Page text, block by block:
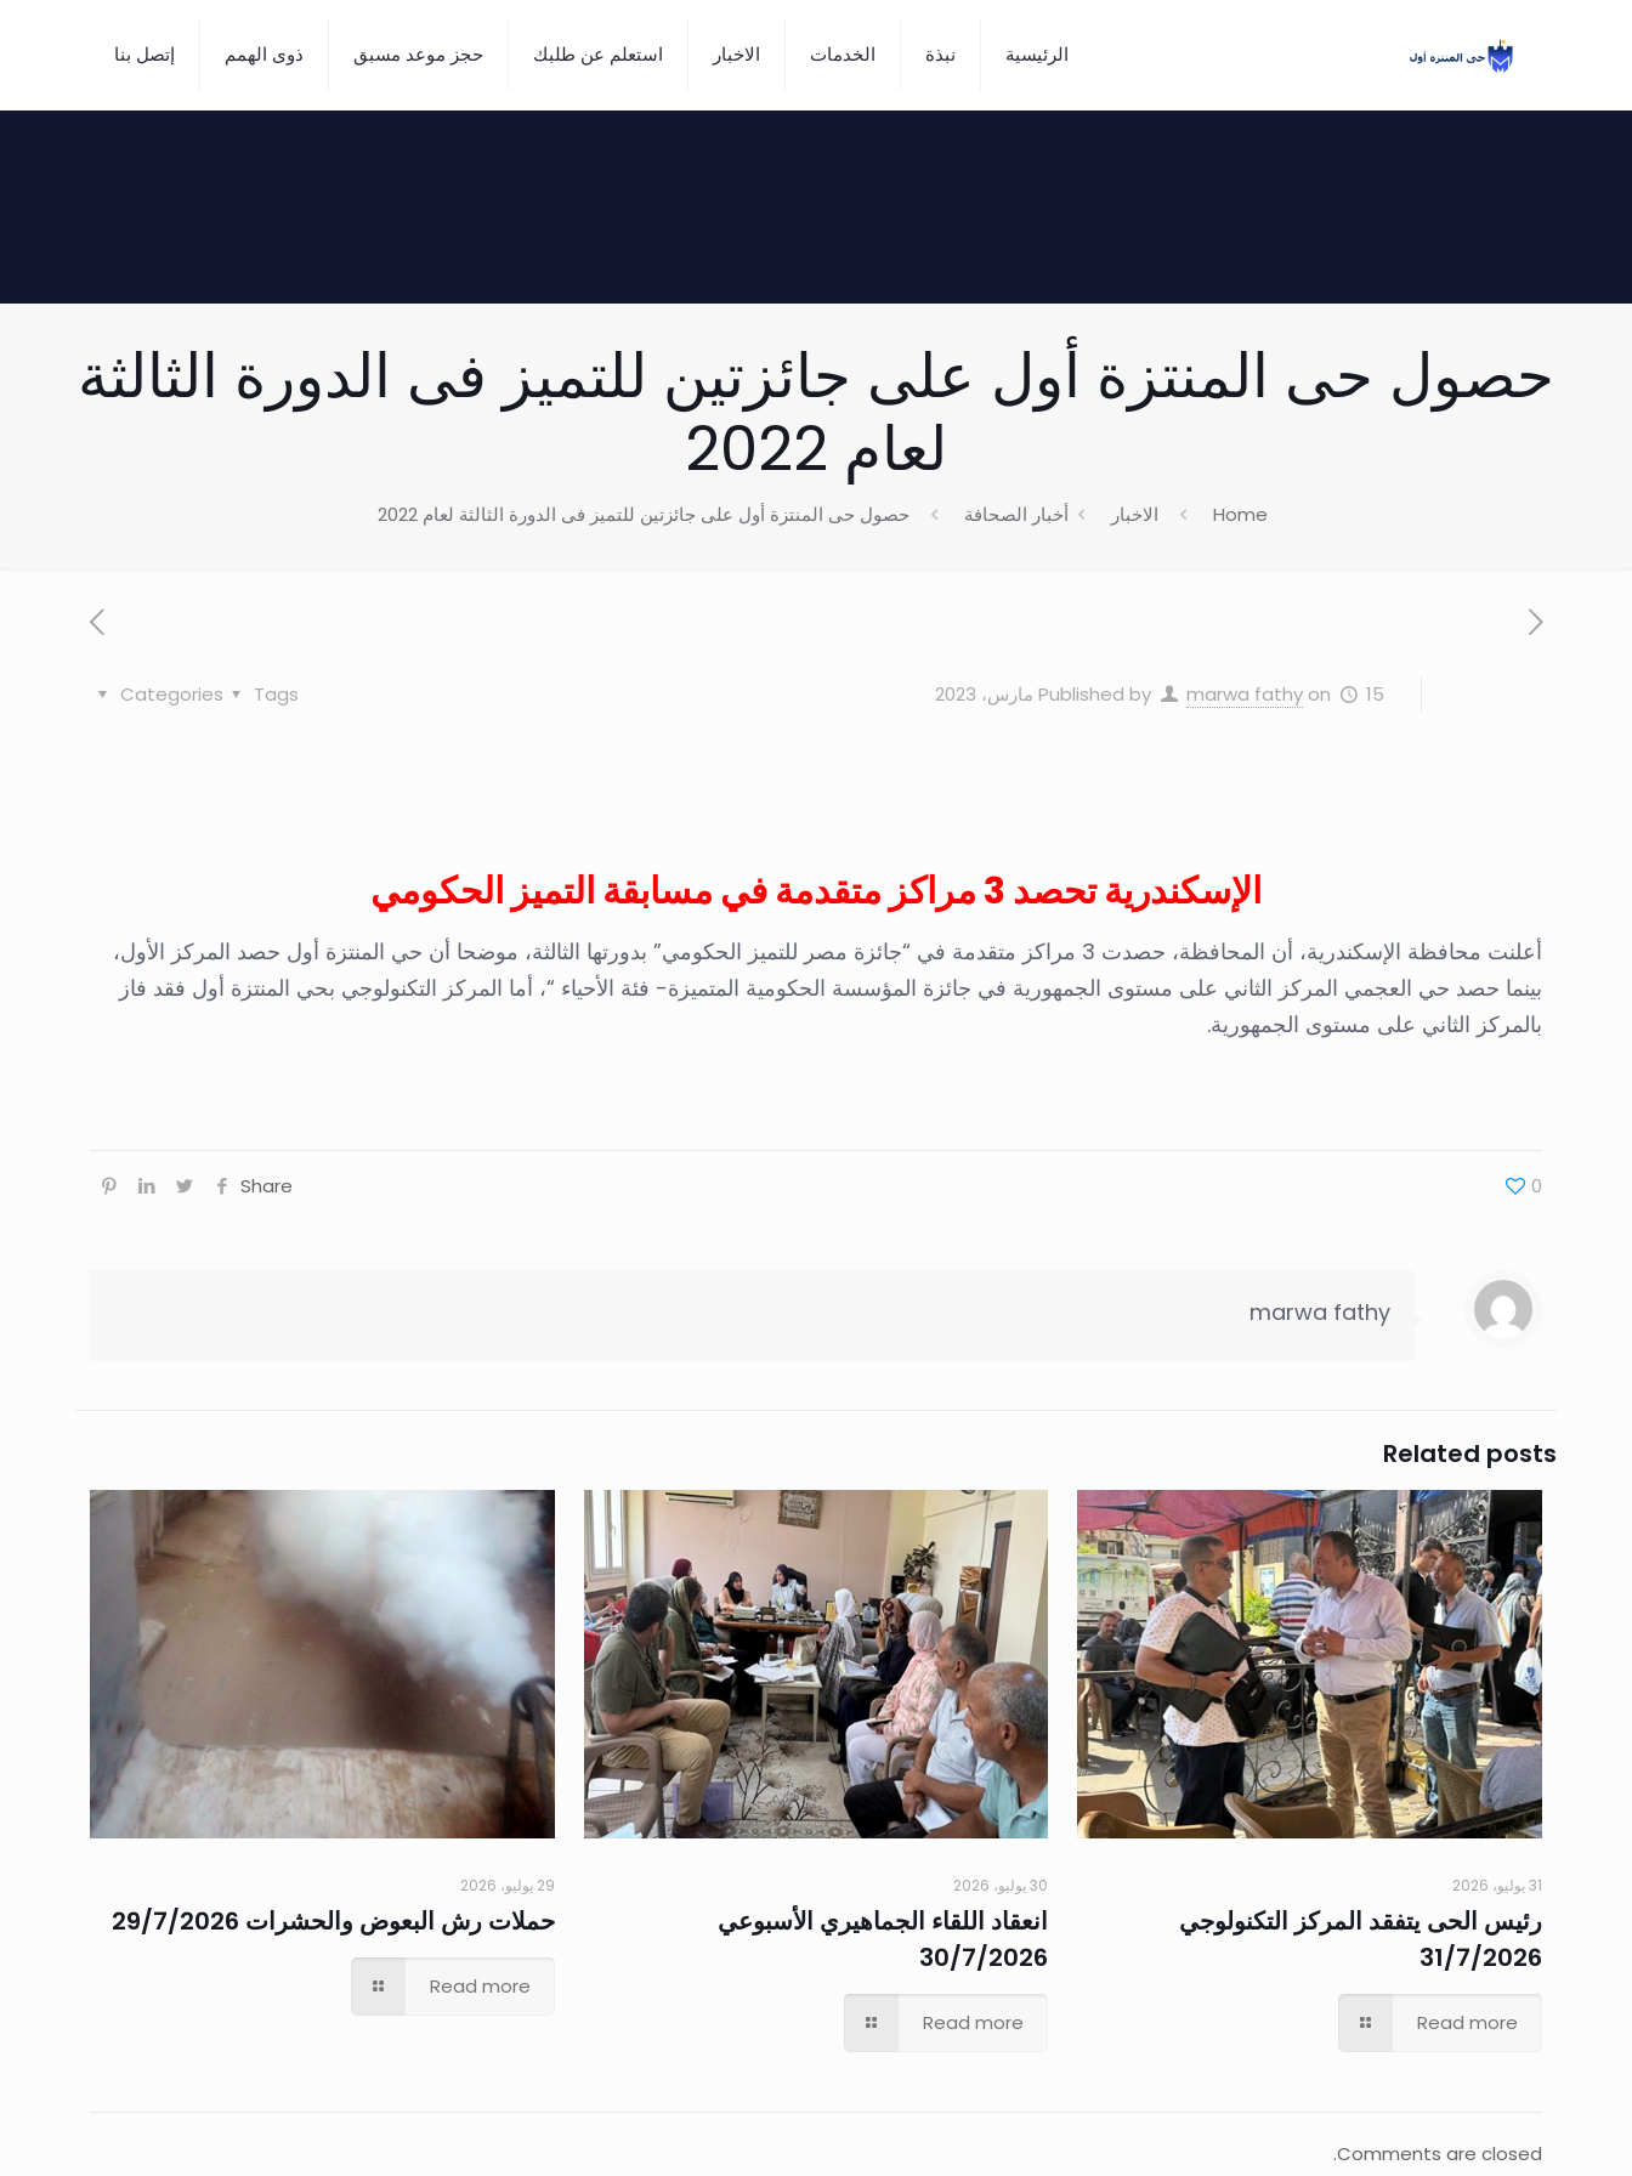
الرئيسية نبذة الخدمات الاخبار استعلم عن طلبك حجز موعد مسبق ذوى الهمم إتصل بنا
حصول حى المنتزة أول على جائزتين للتميز فى الدورة الثالثة
لعام 2022
Home الاخبار أخبار الصحافة حصول حى المنتزة أول على جائزتين للتميز فى الدورة الثالثة لعام 2022
Published by marwa fathy on 15 مارس، 2023 Categories Tags
الإسكندرية تحصد 3 مراكز متقدمة في مسابقة التميز الحكومي
أعلنت محافظة الإسكندرية، أن المحافظة، حصدت 3 مراكز متقدمة في “جائزة مصر للتميز الحكومي” بدورتها الثالثة، موضحا أن حي المنتزة أول حصد المركز الأول،
بينما حصد حي العجمي المركز الثاني على مستوى الجمهورية في جائزة المؤسسة الحكومية المتميزة- فئة الأحياء “، أما المركز التكنولوجي بحي المنتزة أول فقد فاز
بالمركز الثاني على مستوى الجمهورية.
Share 0
marwa fathy
Related posts
31 يوليو، 2026
رئيس الحى يتفقد المركز التكنولوجي
31/7/2026
Read more
30 يوليو، 2026
انعقاد اللقاء الجماهيري الأسبوعي
30/7/2026
Read more
29 يوليو، 2026
حملات رش البعوض والحشرات 29/7/2026
Read more
Comments are closed.